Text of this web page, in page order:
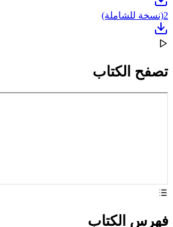
2(نسخة للشاملة)
تصفح الكتاب
فهرس الكتاب